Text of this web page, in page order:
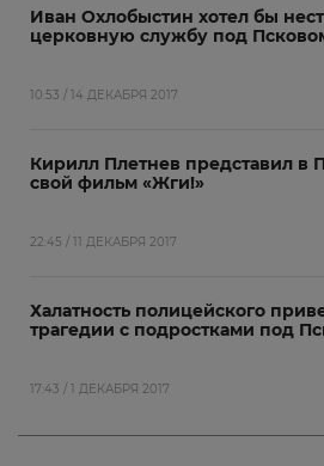
Иван Охлобыстин хотел бы
церковную службу под
10:53 / 14 ДЕКАБРЯ 2017
Кирилл Плетнев представил в
свой фильм «Жги!»
22:45 / 11 ДЕКАБРЯ 2017
Халатность полицейского
трагедии с подростками под
17:43 / 1 ДЕКАБРЯ 2017